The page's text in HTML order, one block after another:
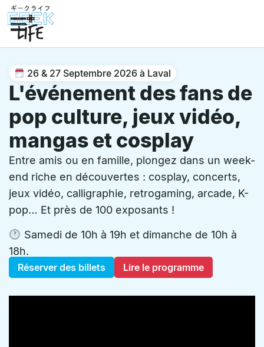
26 & 27 Septembre 2026 à Laval
L'événement des fans de
pop culture, jeux vidéo,
mangas et cosplay
Entre amis ou en famille, plongez dans un week-
end riche en découvertes : cosplay, concerts,
jeux vidéo, calligraphie, retrogaming, arcade, K-
pop… Et près de 100 exposants !
Samedi de 10h à 19h et dimanche de 10h à
18h.
Réserver des billets Lire le programme